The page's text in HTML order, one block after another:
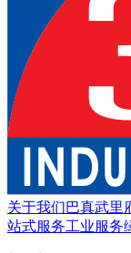
关于我们巴真武里
站式服务工业服务